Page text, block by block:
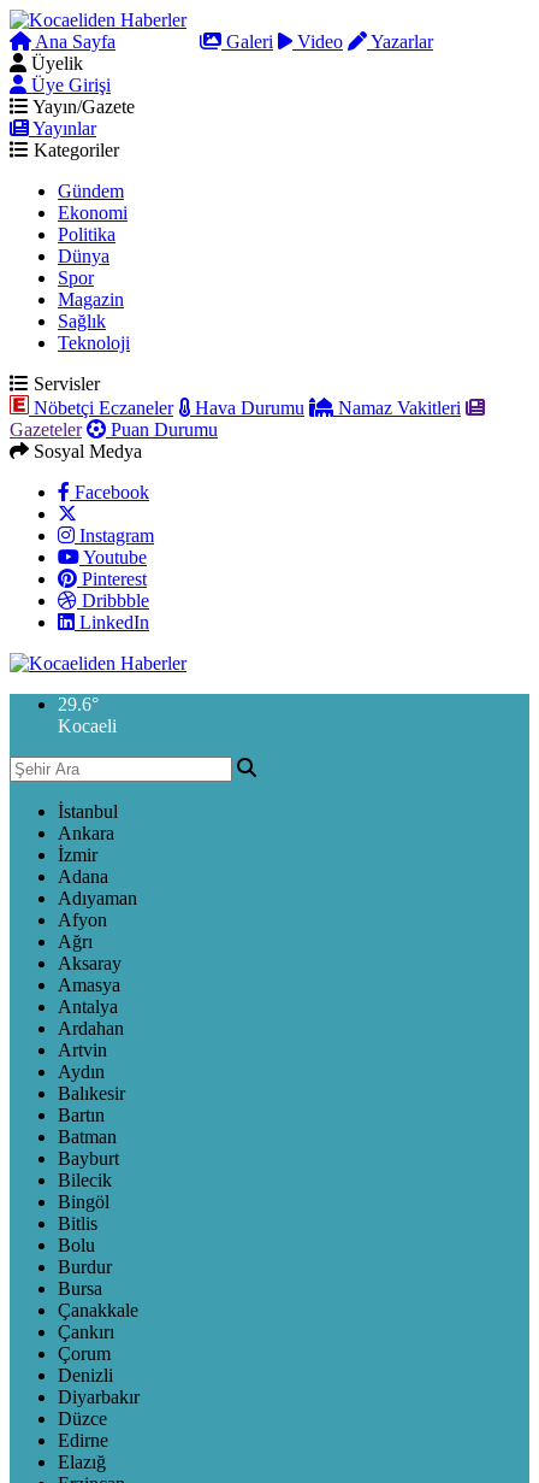
Ana Sayfa Galeri Video
Yazarlar
Üyelik
Üye Girişi
Yayın/Gazete
Yayınlar
Kategoriler
Gündem
Ekonomi
Politika
Dünya
Spor
Magazin
Sağlık
Teknoloji
Servisler
Nöbetçi Eczaneler
Hava Durumu
Namaz Vakitleri
Gazeteler
Puan Durumu
Sosyal Medya
Facebook
Instagram
Youtube
Pinterest
Dribbble
LinkedIn
29.6°
Kocaeli
İstanbul
Ankara
İzmir
Adana
Adıyaman
Afyon
Ağrı
Aksaray
Amasya
Antalya
Ardahan
Artvin
Aydın
Balıkesir
Bartın
Batman
Bayburt
Bilecik
Bingöl
Bitlis
Bolu
Burdur
Bursa
Çanakkale
Çankırı
Çorum
Denizli
Diyarbakır
Düzce
Edirne
Elazığ